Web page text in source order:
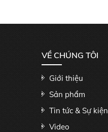
VỀ CHÚNG TÔI
Giới thiệu
Sản phẩm
Tin tức & Sự kiện
Video